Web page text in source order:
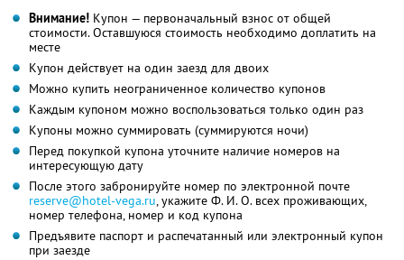
Внимание! Купон — первоначальный взнос от общей
стоимости. Оставшуюся стоимость необходимо доплатить на
месте
Купон действует на один заезд для двоих
Можно купить неограниченное количество купонов
Каждым купоном можно воспользоваться только один раз
Купоны можно суммировать (суммируются ночи)
Перед покупкой купона уточните наличие номеров на
интересующую дату
После этого забронируйте номер по электронной почте
reserve@hotel-vega.ru,укажите Ф. И. О.всех проживающих,
номер телефона, номер и код купона
Предъявите паспорт и распечатанный или электронный купон
при заезде